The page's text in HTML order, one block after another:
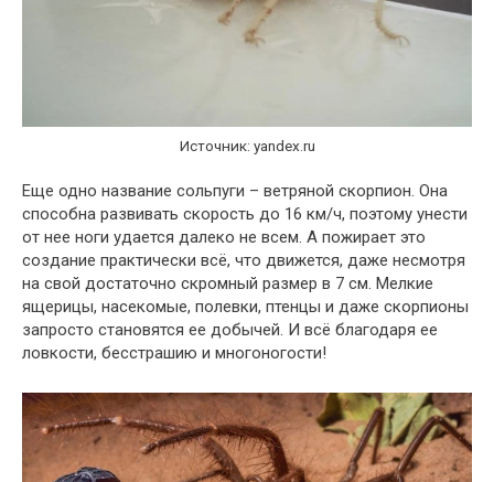
Источник: yandex.ru
Еще одно название сольпуги – ветряной скорпион. Она
способна развивать скорость до 16 км/ч, поэтому унести
от нее ноги удается далеко не всем. А пожирает это
создание практически всё, что движется, даже несмотря
на свой достаточно скромный размер в 7 см. Мелкие
ящерицы, насекомые, полевки, птенцы и даже скорпионы
запросто становятся ее добычей. И всё благодаря ее
ловкости, бесстрашию и многоногости!